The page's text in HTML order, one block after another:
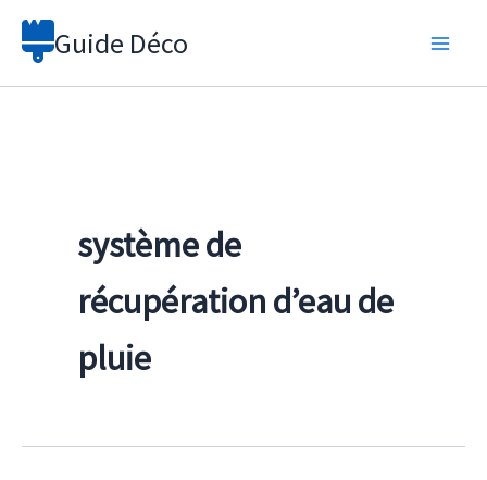
Aller
Guide Déco
système de
récupération d’eau de
pluie